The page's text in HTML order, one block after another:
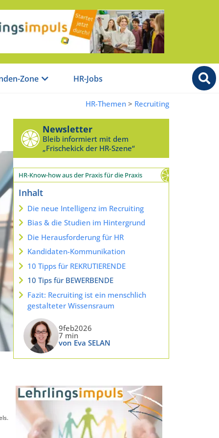
Zone HR-Jobs
HR-Themen > Recruiting
Newsletter
Bleib informiert mit dem
„Frischekick der HR-Szene“
HR-Know-how aus der Praxis für die Praxis
Inhalt
Die neue Intelligenz im Recruiting
Bias & die Studien im Hintergrund
Die Herausforderung für HR
Kandidaten-Kommunikation
10 Tipps für REKRUTIERENDE
10 Tips für BEWERBENDE
Fazit: Recruiting ist ein menschlich
gestalteter Wissensraum
9feb2026
7 min
von Eva SELAN